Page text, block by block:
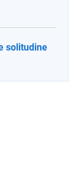
solitudine